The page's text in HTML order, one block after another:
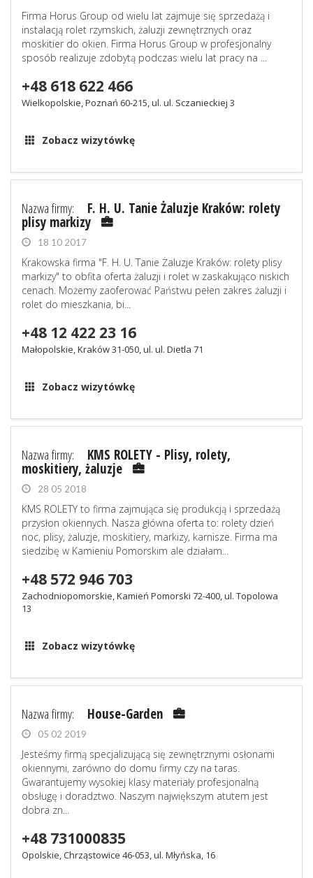
Firma Horus Group od wielu lat zajmuje się sprzedażą i
instalacją rolet rzymskich, żaluzji zewnętrznych oraz
moskitier do okien. Firma Horus Group w profesjonalny
sposób realizuje zdobytą podczas wielu lat pracy na ...
+48 618 622 466
Wielkopolskie, Poznań 60-215, ul. ul. Sczanieckiej 3
Zobacz wizytówkę
Nazwa firmy: F. H. U. Tanie Żaluzje Kraków: rolety
plisy markizy
18 10 2017
Krakowska firma "F. H. U. Tanie Żaluzje Kraków: rolety plisy
markizy" to obfita oferta żaluzji i rolet w zaskakująco niskich
cenach. Możemy zaoferować Państwu pełen zakres żaluzji i
rolet do mieszkania, bi...
+48 12 422 23 16
Małopolskie, Kraków 31-050, ul. ul. Dietla 71
Zobacz wizytówkę
Nazwa firmy: KMS ROLETY - Plisy, rolety,
moskitiery, żaluzje
28 05 2018
KMS ROLETY to firma zajmująca się produkcją i sprzedażą
przysłon okiennych. Nasza główna oferta to: rolety dzień
noc, plisy, żaluzje, moskitiery, markizy, karnisze. Firma ma
siedzibę w Kamieniu Pomorskim ale działam...
+48 572 946 703
Zachodniopomorskie, Kamień Pomorski 72-400, ul. Topolowa
13
Zobacz wizytówkę
Nazwa firmy: House-Garden
05 02 2019
Jesteśmy firmą specjalizującą się zewnętrznymi osłonami
okiennymi, zarówno do domu firmy czy na taras.
Gwarantujemy wysokiej klasy materiały profesjonalną
obsługę i doradztwo. Naszym największym atutem jest
dobra zn...
+48 731000835
Opolskie, Chrząstowice 46-053, ul. Młyńska, 16